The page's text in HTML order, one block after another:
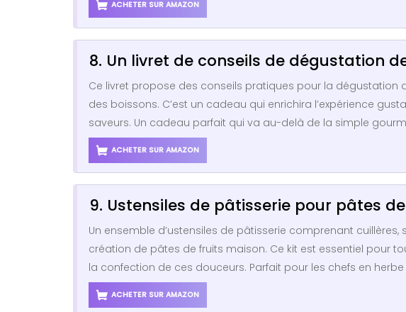
ACHETER SUR AMAZON
8. Un livret de conseils de dégustation
Ce livret propose des conseils pratiques pour la dégustation
des boissons. C’est un cadeau qui enrichira l’expérience
saveurs. Un cadeau parfait qui va au-delà de la simple
ACHETER SUR AMAZON
9. Ustensiles de pâtisserie pour pâtes
Un ensemble d’ustensiles de pâtisserie comprenant
création de pâtes de fruits maison. Ce kit est essentiel pour
la confection de ces douceurs. Parfait pour les chefs en herbe
ACHETER SUR AMAZON